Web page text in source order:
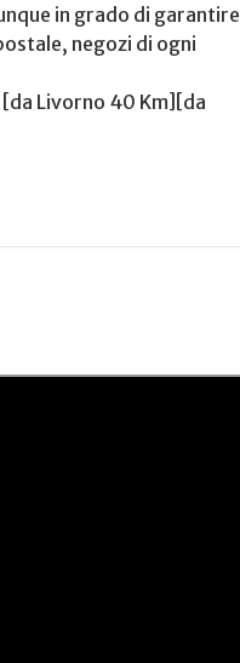
in grado di garantire
negozi di ogni
Livorno 40 Km][da